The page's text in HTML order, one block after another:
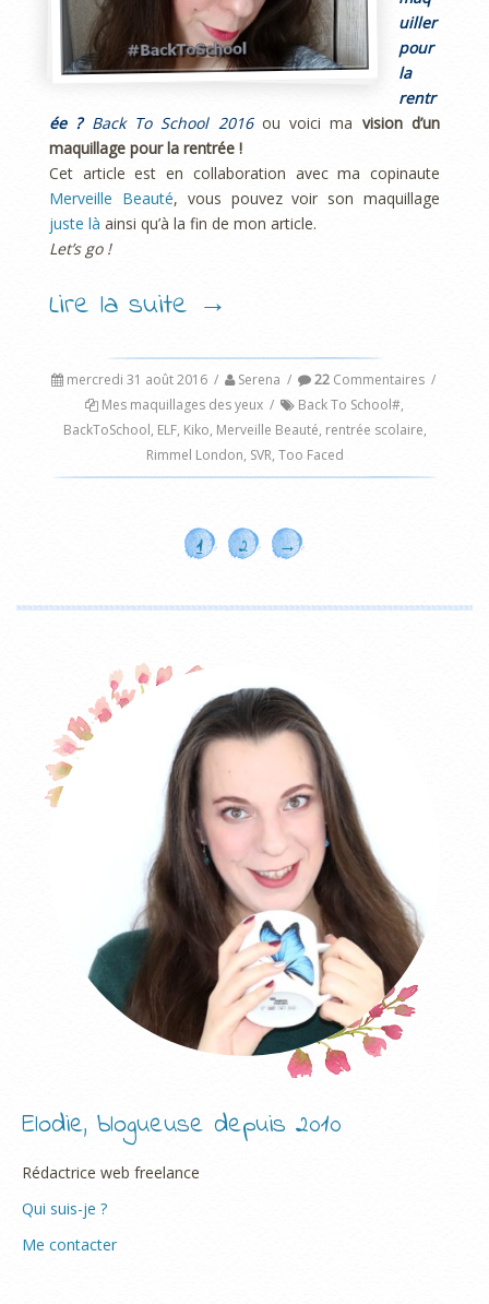
uiller
pour
la
rentr
ée ? Back To School 2016ou voici ma vision d’un
maquillage pour la rentrée !
Cet article est en collaboration avec ma copinaute
Merveille Beauté, vous pouvez voir son maquillage
juste là ainsi qu’à la fin de mon article.
Let’s go !
Lire la suite →
mercredi 31 août 2016 / Serena / 22Commentaires /
Mes maquillages des yeux / Back To School#,
BackToSchool, ELF, Kiko, Merveille Beauté, rentrée scolaire,
Rimmel London, SVR, Too Faced
1 2 →
Elodie, blogueuse depuis 2010
Rédactrice web freelance
Qui suis-je ?
Me contacter